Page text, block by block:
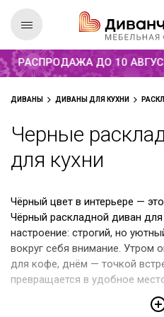
Распродажа до 10 августа
РАСПРОДАЖА ДО 10
ДИВАНЫ ДИВАНЫ ДЛЯ КУХНИ
Черные
для кухни
Чёрный цвет в интерьере —
Чёрный раскладной диван для
настроение: строгий, но
вокруг себя внимание. Утром
для кофе, днём — точкой
превращается в удобное